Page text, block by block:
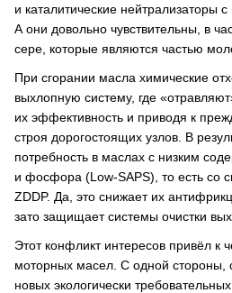
и каталитические нейтрализаторы
А они довольно чувствительны, в
сере, которые являются частью
При сгорании масла химические
выхлопную систему, где
их эффективность и приводя к
строя дорогостоящих узлов. В
потребность в маслах с низким
и фосфора (Low-SAPS), то есть со
ZDDP. Да, это снижает их
зато защищает системы очистки
Этот конфликт интересов привёл к
моторных масел. С одной стороны,
новых экологически